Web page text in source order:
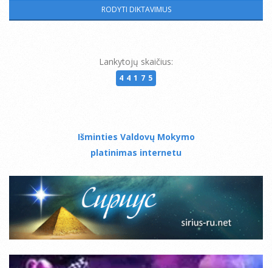
Lankytojų skaičius:
44175
Išminties Valdovų Mokymo
platinimas internetu